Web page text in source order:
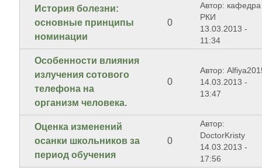
История болезни:
основные принципы
номинации
0
Автор: кафедра
РКИ
13.03.2013 -
11:34
Особенности влияния
излучения сотового
телефона на
организм человека.
0
Автор:
14.03.2013 -
13:47
Оценка изменений
осанки школьников за
период обучения
0
Автор:
DoctorKristy
14.03.2013 -
17:56